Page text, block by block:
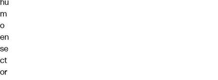
hu
m
o
en
se
ct
or